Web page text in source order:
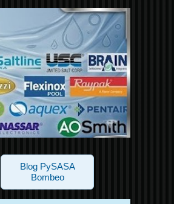
Blog PySASA
Bombeo